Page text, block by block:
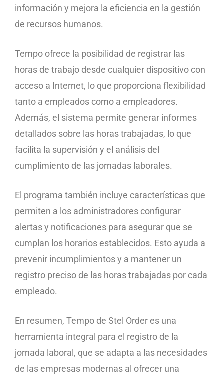
información y mejora la eficiencia en la gestión
de recursos humanos.
Tempo ofrece la posibilidad de registrar las
horas de trabajo desde cualquier dispositivo con
acceso a Internet, lo que proporciona flexibilidad
tanto a empleados como a empleadores.
Además, el sistema permite generar informes
detallados sobre las horas trabajadas, lo que
facilita la supervisión y el análisis del
cumplimiento de las jornadas laborales.
El programa también incluye características que
permiten a los administradores configurar
alertas y notificaciones para asegurar que se
cumplan los horarios establecidos. Esto ayuda a
prevenir incumplimientos y a mantener un
registro preciso de las horas trabajadas por cada
empleado.
En resumen, Tempo de Stel Order es una
herramienta integral para el registro de la
jornada laboral, que se adapta a las necesidades
de las empresas modernas al ofrecer una